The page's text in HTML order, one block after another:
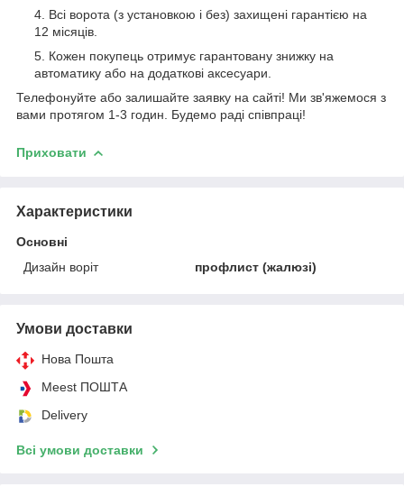
Всі ворота (з установкою і без) захищені гарантією на
12 місяців.
Кожен покупець отримує гарантовану знижку на
автоматику або на додаткові аксесуари.
Телефонуйте або залишайте заявку на сайті! Ми зв'яжемося з
вами протягом 1-3 годин. Будемо раді співпраці!
Приховати
Характеристики
Основні
Дизайн воріт
профлист (жалюзі)
Умови доставки
Нова Пошта
Meest ПОШТА
Delivery
Всі умови доставки